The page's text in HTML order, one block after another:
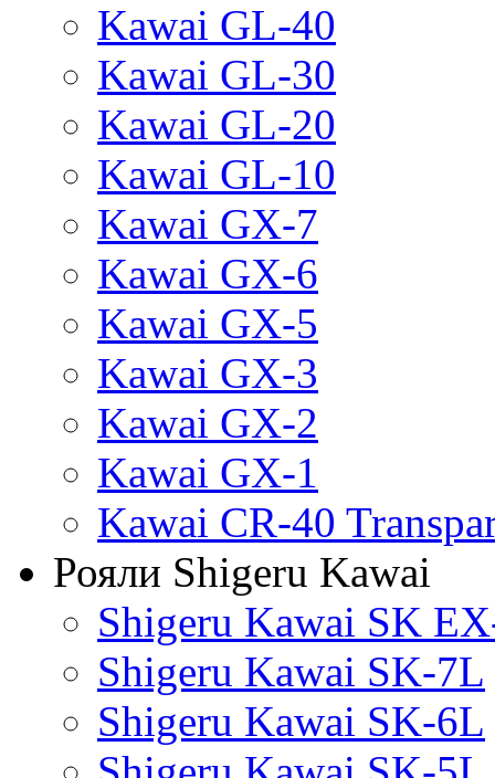
Kawai GL-40
Kawai GL-30
Kawai GL-20
Kawai GL-10
Kawai GX-7
Kawai GX-6
Kawai GX-5
Kawai GX-3
Kawai GX-2
Kawai GX-1
Kawai CR-40
Рояли Shigeru Kawai
Shigeru Kawai SK
Shigeru Kawai SK-7L
Shigeru Kawai SK-6L